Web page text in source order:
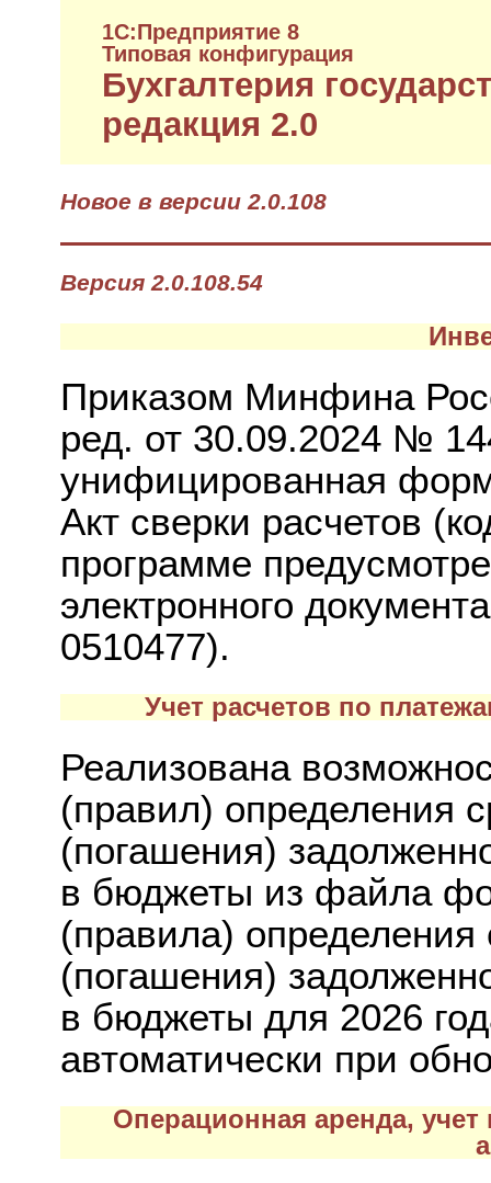
1C:Предприятие 8
Типовая конфигурация
Бухгалтерия
редакция 2.0
Новое в версии 2.0.108
Версия 2.0.108.54
Приказом Минфина
ред. от 30.09.2024 №
унифицированная
Акт сверки расчетов
программе
электронного
0510477).
Учет расчетов по
Реализована
(правил) определения
(погашения)
в бюджеты из файла
(правила) определения
(погашения)
в бюджеты для 2026
автоматически при
Операционная аренда,